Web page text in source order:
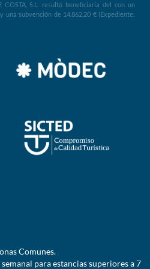
COSTA, S.L. resultó beneficiaria del con un
una subvención de 14.862,20 € (Expediente:
Comunes.
para estancias superiores a 7